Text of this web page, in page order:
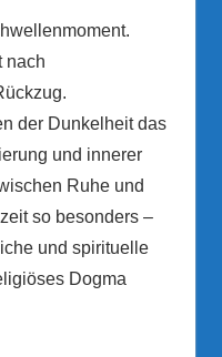
nach
der Dunkelheit das
und innerer
Ruhe und
so besonders –
und spirituelle
Dogma